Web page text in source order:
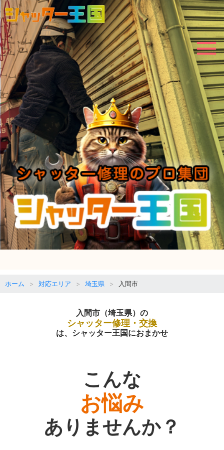
ホーム 対応エリア 埼玉県 入間市
入間市（埼玉県）の
シャッター修理・交換
は、シャッター王国におまかせ
こんな
お悩み
ありませんか？